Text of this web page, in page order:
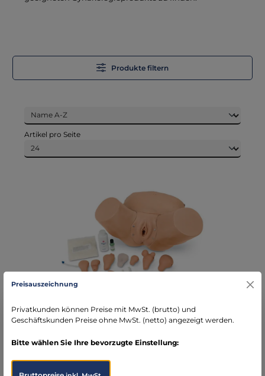
Produkte filtern
Artikel pro Seite
Erweiterter Beckenuntersuchungs- und
Gynäkologie-Simulator
Preisauszeichnung
Privatkunden können Preise mit MwSt. (brutto) und
Geschäftskunden Preise ohne MwSt. (netto) angezeigt werden.
Bitte wählen Sie Ihre bevorzugte Einstellung: